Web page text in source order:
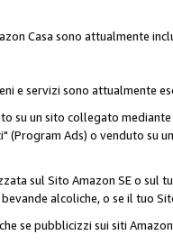
Casa sono attualmente
e servizi sono attualmente
su un sito collegato
Ads) o venduto su
sul Sito Amazon SE o sul
alcoliche, o se il tuo
se pubblicizzi sui siti Amazon